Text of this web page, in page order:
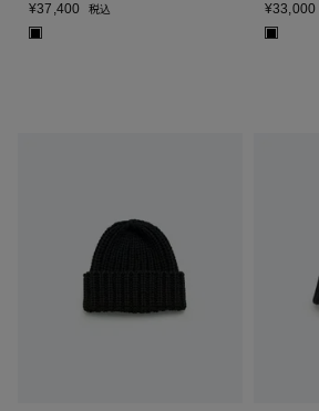
¥37,400 税込
¥33,000